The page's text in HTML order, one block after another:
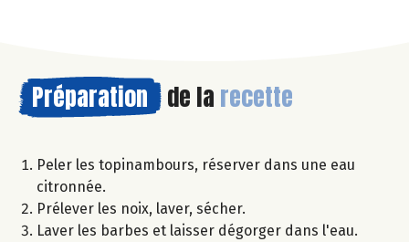
Préparation de la recette
Peler les topinambours, réserver dans une eau
citronnée.
Prélever les noix, laver, sécher.
Laver les barbes et laisser dégorger dans l'eau.